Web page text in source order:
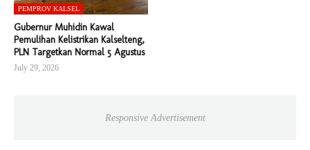
PEMPROV KALSEL
Gubernur Muhidin Kawal
Pemulihan Kelistrikan Kalselteng,
PLN Targetkan Normal 5 Agustus
July 29, 2026
Responsive Advertisement